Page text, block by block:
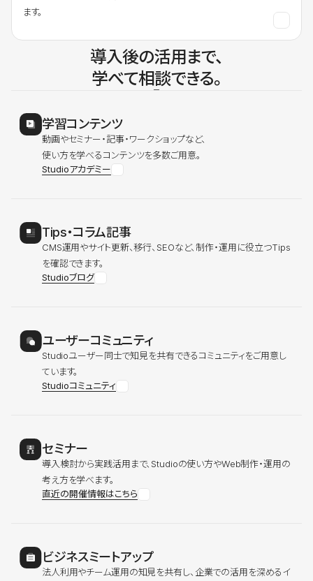
ます。
導入後の活用まで、
学べて相談できる。
学習コンテンツ
動画やセミナー・記事・ワークショップなど、
使い方を学べるコンテンツを多数ご用意。
Studioアカデミー
Tips・コラム記事
CMS運用やサイト更新、移行、SEOなど、制作・運用に役立つTips
を確認できます。
Studioブログ
ユーザーコミュニティ
Studioユーザー同士で知見を共有できるコミュニティをご用意し
ています。
Studioコミュニティ
セミナー
導入検討から実践活用まで、Studioの使い方やWeb制作・運用の
考え方を学べます。
直近の開催情報はこちら
ビジネスミートアップ
法人利用やチーム運用の知見を共有し、企業での活用を深めるイ